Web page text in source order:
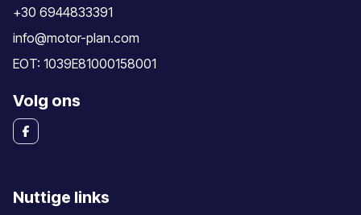
+30 6944833391
info@motor-plan.com
EOT: 1039E81000158001
Volg ons
Nuttige links